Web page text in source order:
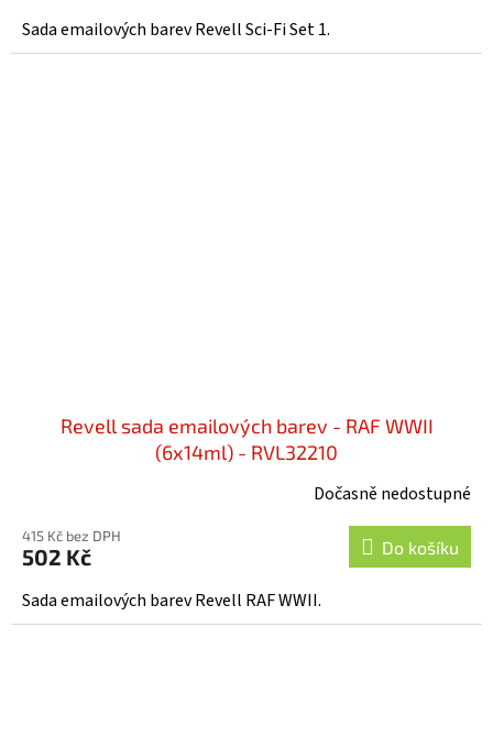
Sada emailových barev Revell Sci-Fi Set 1.
Revell sada emailových barev - RAF WWII
(6x14ml) - RVL32210
Dočasně nedostupné
415 Kč bez DPH
502 Kč Do košíku
Sada emailových barev Revell RAF WWII.